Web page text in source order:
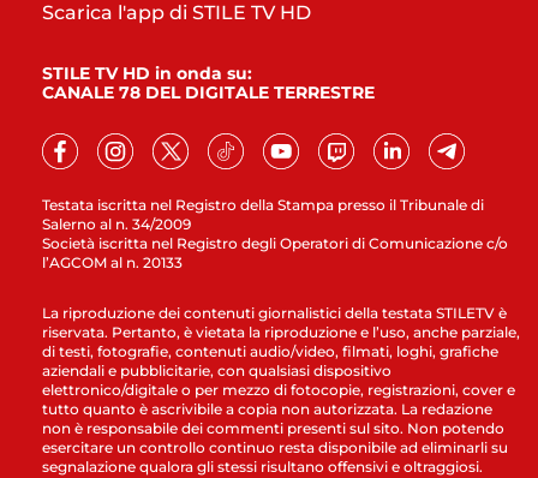
Testata iscritta nel Registro della Stampa presso il Tribunale di
Salerno al n. 34/2009
Società iscritta nel Registro degli Operatori di Comunicazione c/o
l’AGCOM al n. 20133
Scarica l'app di STILE TV HD
STILE TV HD in onda su:
CANALE 78 DEL DIGITALE TERRESTRE
La riproduzione dei contenuti giornalistici della testata STILETV è
riservata. Pertanto, è vietata la riproduzione e l’uso, anche parziale,
di testi, fotografie, contenuti audio/video, filmati, loghi, grafiche
aziendali e pubblicitarie, con qualsiasi dispositivo
elettronico/digitale o per mezzo di fotocopie, registrazioni, cover e
tutto quanto è ascrivibile a copia non autorizzata. La redazione
non è responsabile dei commenti presenti sul sito. Non potendo
esercitare un controllo continuo resta disponibile ad eliminarli su
segnalazione qualora gli stessi risultano offensivi e oltraggiosi.